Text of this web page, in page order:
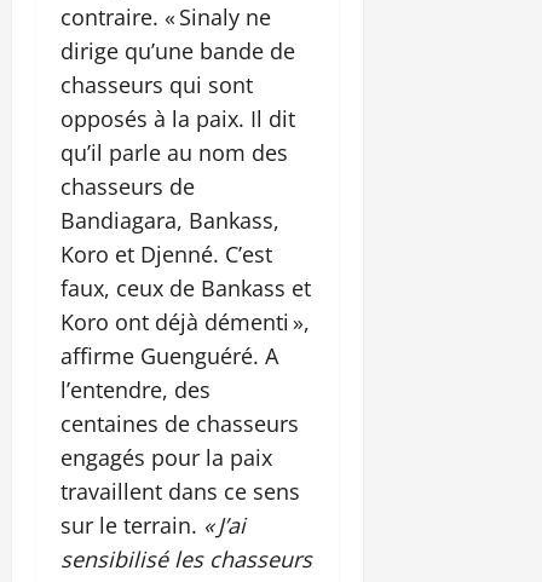
contraire. « Sinaly ne
dirige qu’une bande de
chasseurs qui sont
opposés à la paix. Il dit
qu’il parle au nom des
chasseurs de
Bandiagara, Bankass,
Koro et Djenné. C’est
faux, ceux de Bankass et
Koro ont déjà démenti »,
affirme Guenguéré. A
l’entendre, des
centaines de chasseurs
engagés pour la paix
travaillent dans ce sens
sur le terrain. « J’ai
sensibilisé les chasseurs